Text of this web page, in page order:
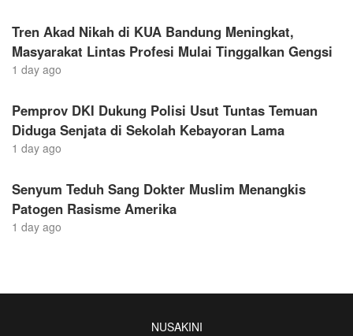
Tren Akad Nikah di KUA Bandung Meningkat,
Masyarakat Lintas Profesi Mulai Tinggalkan Gengsi
1 day ago
Pemprov DKI Dukung Polisi Usut Tuntas Temuan
Diduga Senjata di Sekolah Kebayoran Lama
1 day ago
Senyum Teduh Sang Dokter Muslim Menangkis
Patogen Rasisme Amerika
1 day ago
NUSAKINI